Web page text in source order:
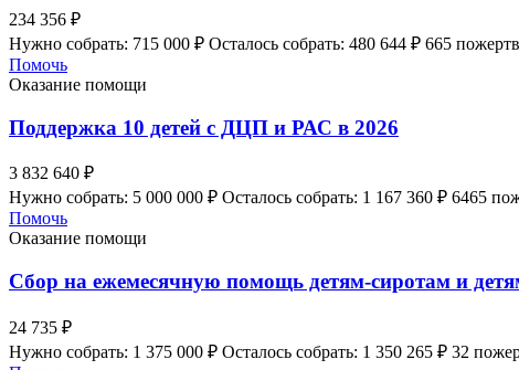
234 356 ₽
Нужно собрать: 715 000 ₽ Осталось собрать: 480 644 ₽ 665
Помочь
Оказание помощи
Поддержка 10 детей с ДЦП и РАС в 2026
3 832 640 ₽
Нужно собрать: 5 000 000 ₽ Осталось собрать: 1 167 360 ₽ 6465
Помочь
Оказание помощи
Сбор на ежемесячную помощь детям-сиротам и
24 735 ₽
Нужно собрать: 1 375 000 ₽ Осталось собрать: 1 350 265 ₽ 32